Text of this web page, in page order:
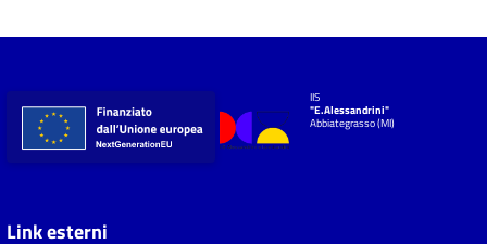
IIS
"E.Alessandrini"
Abbiategrasso (MI)
Link esterni